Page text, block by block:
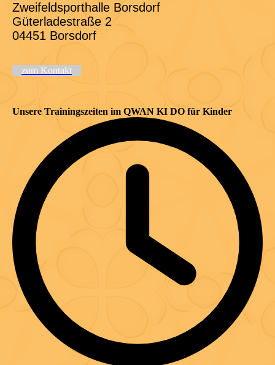
Zweifeldsporthalle Borsdorf
Güterladestraße 2
04451 Borsdorf
zum Kontakt
Unsere Trainingszeiten im QWAN KI DO für Kinder